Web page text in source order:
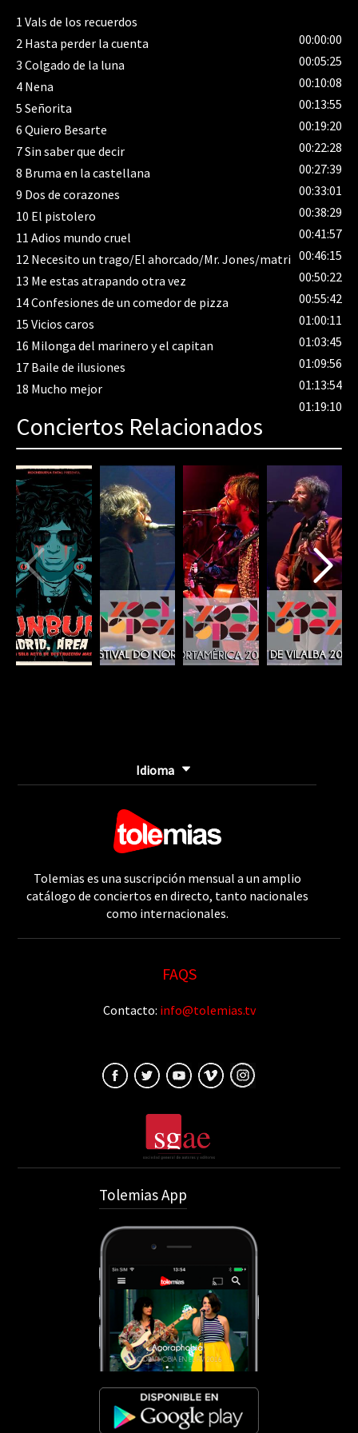
tiempos. Disfruten de En vivo mucho mejor y déjense
conducir por uno de los grandes a ese lugar, donde la
música borra las penas y levanta los corazones.
1 Vals de los recuerdos
00:00:00
2 Hasta perder la cuenta
00:05:25
3 Colgado de la luna
00:10:08
4 Nena
00:13:55
5 Señorita
00:19:20
6 Quiero Besarte
00:22:28
7Sin saber que decir
00:27:39
8 Bruma en la castellana
00:33:01
9 Dos de corazones
00:38:29
10 El pistolero
00:41:57
11 Adios mundo cruel
00:46:15
12 Necesito un trago/El ahorcado/Mr. Jones/matri
00:50:22
13 Me estas atrapando otra vez
00:55:42
14Confesiones de un comedor de pizza
01:00:11
15 Vicios caros
01:03:45
16 Milonga del marinero y el capitan
01:09:56
17 Baile de ilusiones
01:13:54
18 Mucho mejor
01:19:10
Conciertos Relacionados
Complete
(danger)
Idioma
Tolemias es una suscripción mensual a un amplio
catálogo de conciertos en directo, tanto nacionales
como internacionales.
FAQS
Contacto: info@tolemias.tv
Tolemias App